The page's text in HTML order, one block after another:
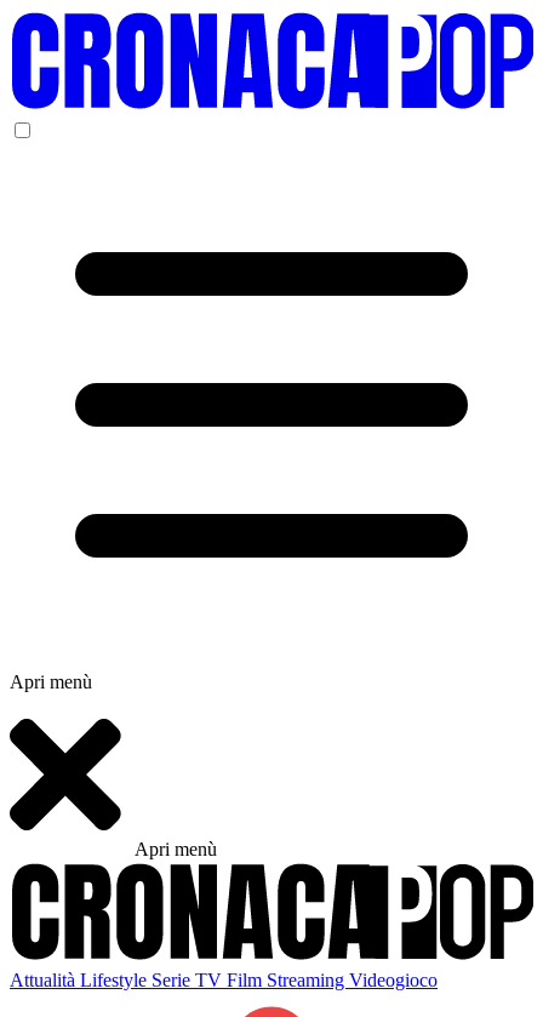
Apri menù
Apri menù
Attualità Lifestyle Serie TV Film Streaming Videogioco